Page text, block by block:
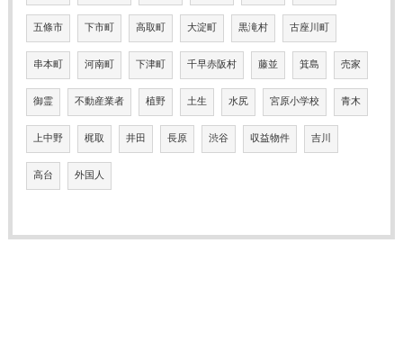
五條市 下市町 高取町 大淀町 黒滝村 古座川町
串本町 河南町 下津町 千早赤阪村 藤並 箕島 売家
御霊 不動産業者 植野 土生 水尻 宮原小学校 青木
上中野 梶取 井田 長原 渋谷 収益物件 吉川
高台 外国人